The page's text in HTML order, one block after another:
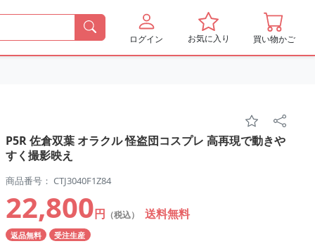
ログイン お気に入り 買い物かご
P5R 佐倉双葉 オラクル 怪盗団コスプレ 高再現で動きや
すく撮影映え
商品番号： CTJ3040F1Z84
22,800円 （税込） 送料無料
返品無料 受注生産